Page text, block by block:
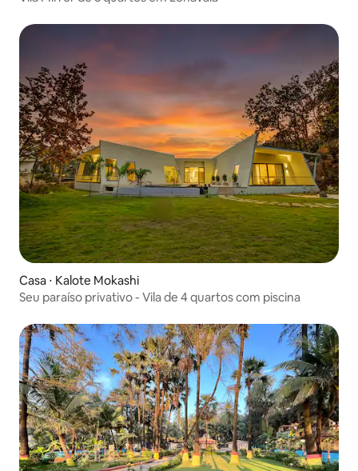
Casa ⋅ Kalote Mokashi
Seu paraíso privativo - Vila de 4 quartos com piscina